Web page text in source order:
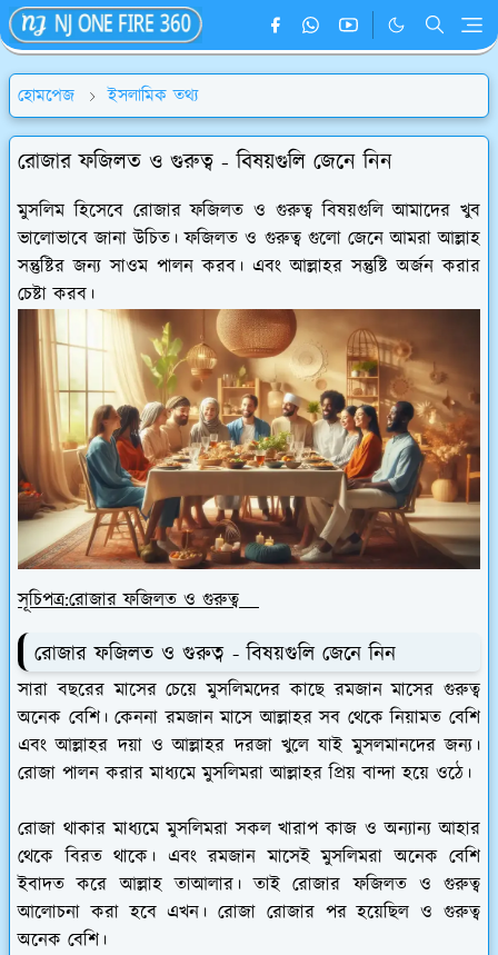
হোমপেজ ইসলামিক তথ্য
রোজার ফজিলত ও গুরুত্ব - বিষয়গুলি জেনে নিন
মুসলিম হিসেবে রোজার ফজিলত ও গুরুত্ব বিষয়গুলি আমাদের খুব
ভালোভাবে জানা উচিত। ফজিলত ও গুরুত্ব গুলো জেনে আমরা আল্লাহ
সন্তুষ্টির জন্য সাওম পালন করব। এবং আল্লাহর সন্তুষ্টি অর্জন করার
চেষ্টা করব।
সূচিপত্র:রোজার ফজিলত ও গুরুত্ব
রোজার ফজিলত ও গুরুত্ব - বিষয়গুলি জেনে নিন
সারা বছরের মাসের চেয়ে মুসলিমদের কাছে রমজান মাসের গুরুত্ব
অনেক বেশি। কেননা রমজান মাসে আল্লাহর সব থেকে নিয়ামত বেশি
এবং আল্লাহর দয়া ও আল্লাহর দরজা খুলে যাই মুসলমানদের জন্য।
রোজা পালন করার মাধ্যমে মুসলিমরা আল্লাহর প্রিয় বান্দা হয়ে ওঠে।
রোজা থাকার মাধ্যমে মুসলিমরা সকল খারাপ কাজ ও অন্যান্য আহার
থেকে বিরত থাকে। এবং রমজান মাসেই মুসলিমরা অনেক বেশি
ইবাদত করে আল্লাহ তাআলার। তাই রোজার ফজিলত ও গুরুত্ব
আলোচনা করা হবে এখন। রোজা রোজার পর হয়েছিল ও গুরুত্ব
অনেক বেশি।